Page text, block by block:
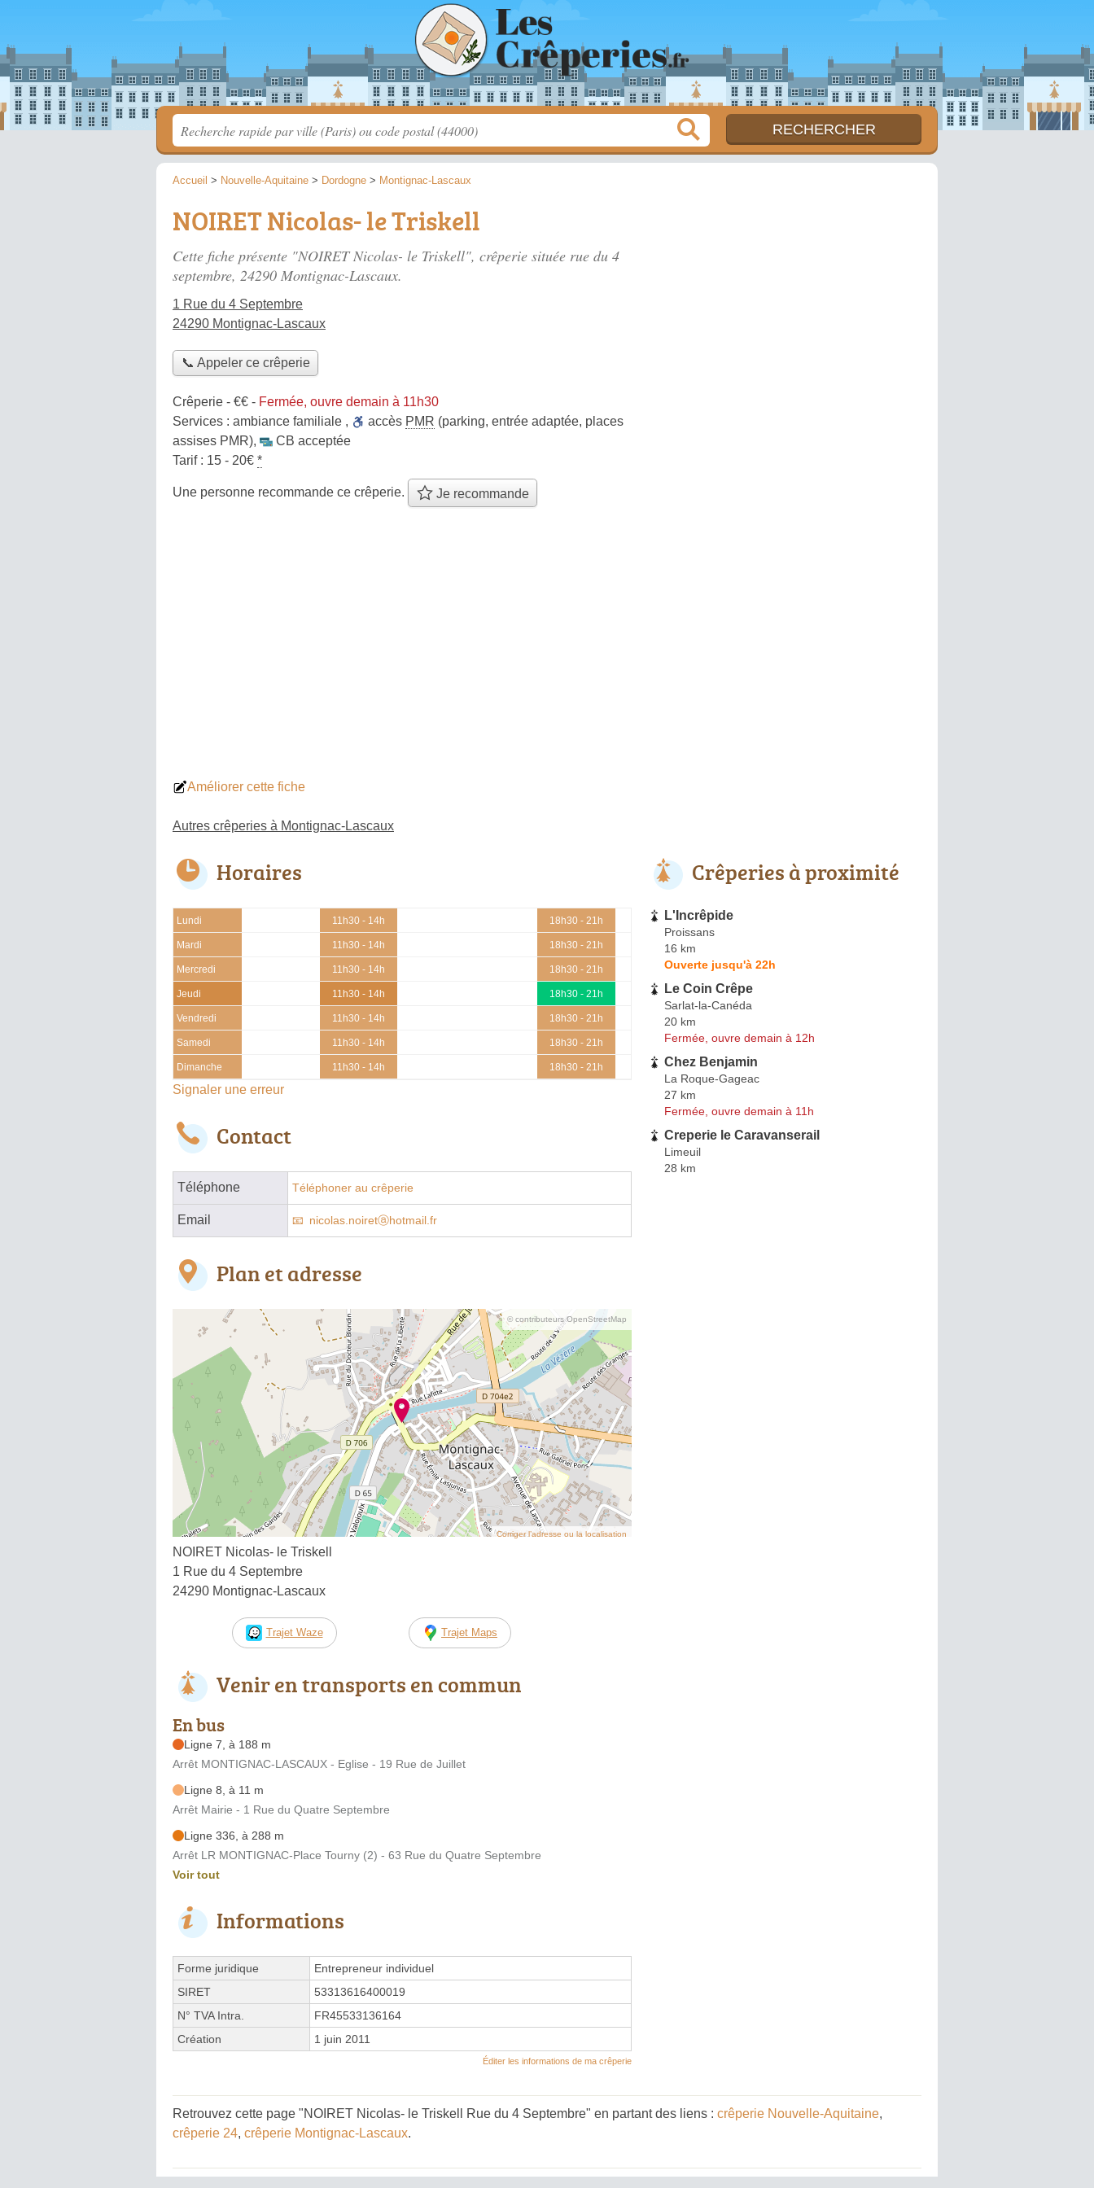
Accueil > Nouvelle-Aquitaine > Dordogne > Montignac-Lascaux
NOIRET Nicolas- le Triskell
Cette fiche présente "NOIRET Nicolas- le Triskell", crêperie située rue du 4
septembre, 24290 Montignac-Lascaux.
1 Rue du 4 Septembre
24290 Montignac-Lascaux
📞 Appeler ce crêperie
Crêperie - €€ - Fermée, ouvre demain à 11h30
Services : ambiance familiale , accès PMR (parking, entrée adaptée, places
assises PMR),
CB acceptée
Tarif : 15 - 20€ *
Une personne recommande ce crêperie. Je recommande
Améliorer cette fiche
Autres crêperies à Montignac-Lascaux
Horaires
Lundi 11h30 - 14h 18h30 - 21h
Mardi 11h30 - 14h 18h30 - 21h
Mercredi 11h30 - 14h 18h30 - 21h
Jeudi 11h30 - 14h 18h30 - 21h
Vendredi 11h30 - 14h 18h30 - 21h
Samedi 11h30 - 14h 18h30 - 21h
Dimanche 11h30 - 14h 18h30 - 21h
Signaler une erreur
Contact
Téléphone Téléphoner au crêperie
Email nicolas.noiretⓐhotmail.fr
Plan et adresse
© contributeurs OpenStreetMap
Corriger l’adresse ou la localisation
NOIRET Nicolas- le Triskell
1 Rue du 4 Septembre
24290 Montignac-Lascaux
Trajet Waze Trajet Maps
Venir en transports en commun
En bus
Ligne 7, à 188 m
Arrêt MONTIGNAC-LASCAUX - Eglise - 19 Rue de Juillet
Ligne 8, à 11 m
Arrêt Mairie - 1 Rue du Quatre Septembre
Ligne 336, à 288 m
Arrêt LR MONTIGNAC-Place Tourny (2) - 63 Rue du Quatre Septembre
Voir tout
Informations
Forme juridique
Entrepreneur individuel
SIRET
53313616400019
N° TVA Intra.
FR45533136164
Création
1 juin 2011
Éditer les informations de ma crêperie
Crêperies à proximité
L'Incrêpide
Proissans
16 km
Ouverte jusqu'à 22h
Le Coin Crêpe
Sarlat-la-Canéda
20 km
Fermée, ouvre demain à 12h
Chez Benjamin
La Roque-Gageac
27 km
Fermée, ouvre demain à 11h
Creperie le Caravanserail
Limeuil
28 km
Retrouvez cette page "NOIRET Nicolas- le Triskell Rue du 4 Septembre" en partant des liens : crêperie Nouvelle-Aquitaine,
crêperie 24, crêperie Montignac-Lascaux.